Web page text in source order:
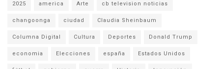
2025 america Arte cb television noticias
changoonga ciudad Claudia Sheinbaum
Columna Digital Cultura Deportes Donald Trump
economia Elecciones españa Estados Unidos